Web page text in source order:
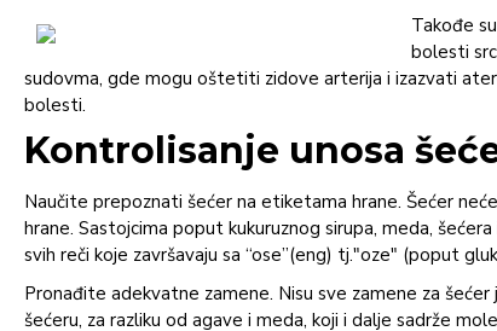
Takođe
bolesti
sudovma, gde mogu oštetiti zidove arterija i izazvati
bolesti.
Kontrolisanje unosa
Naučite prepoznati šećer na etiketama hrane. Šećer
hrane. Sastojcima poput kukuruznog sirupa, meda,
svih reči koje završavaju sa “ose”(eng) tj."oze" (poput
Pronađite adekvatne zamene. Nisu sve zamene za
šećeru, za razliku od agave i meda, koji i dalje sadrže